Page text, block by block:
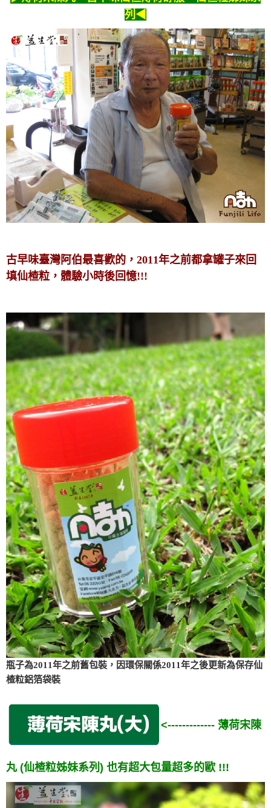
列 ◀
古早味臺灣阿伯最喜歡的，2011年之前都拿罐子來回
填仙楂粒，體驗小時後回憶!!!
瓶子為2011年之前舊包裝，因環保關係2011年之後更新為保存仙
楂粒鋁箔袋裝
<------------- 薄荷宋陳
丸 (仙楂粒姊妹系列) 也有超大包量超多的歐 !!!